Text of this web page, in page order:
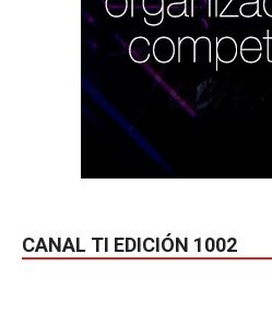
CANAL TI EDICIÓN 1002